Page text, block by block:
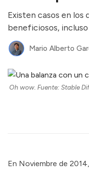
Existen casos en los
beneficiosos,
Mario Alberto
Oh wow. Fuente: Stable
En Noviembre de